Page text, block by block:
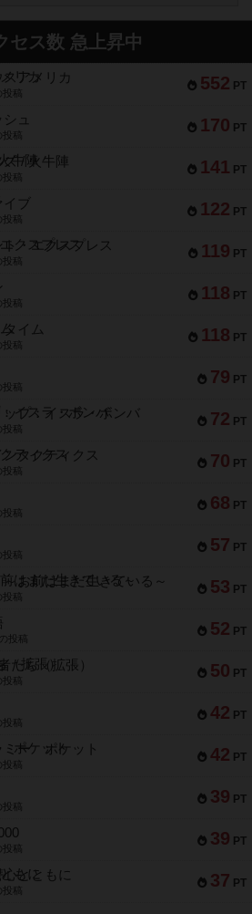
セス数 急上昇中
552 PT
アメリカ
稿
170 PT
ュ
投稿
141 PT
/ 火牛陣
投稿
122 PT
ブ
投稿
119 PT
・エクスプレス
投稿
118 PT
稿
118 PT
イム
投稿
79 PT
投稿
72 PT
プ：イスラ・ボンバ
稿
70 PT
タクティクス
稿
68 PT
投稿
57 PT
投稿
53 PT
お前はまだ生きている～
投稿
52 PT
投稿
50 PT
たち（拡張）
稿
42 PT
投稿
42 PT
ミー ポケット
稿
39 PT
投稿
39 PT
投稿
37 PT
とともに
稿